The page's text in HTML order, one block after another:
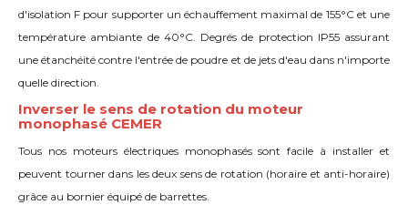
d'isolation F pour supporter un échauffement maximal de 155°C et une
température ambiante de 40°C. Degrés de protection IP55 assurant
une étanchéité contre l'entrée de poudre et de jets d'eau dans n'importe
quelle direction.
Inverser le sens de rotation du moteur
monophasé CEMER
Tous nos moteurs électriques monophasés sont facile à installer et
peuvent tourner dans les deux sens de rotation (horaire et anti-horaire)
grâce au bornier équipé de barrettes.